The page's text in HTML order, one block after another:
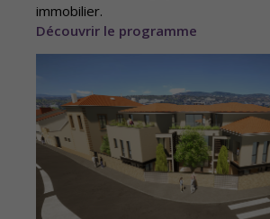
immobilier.
Découvrir le programme